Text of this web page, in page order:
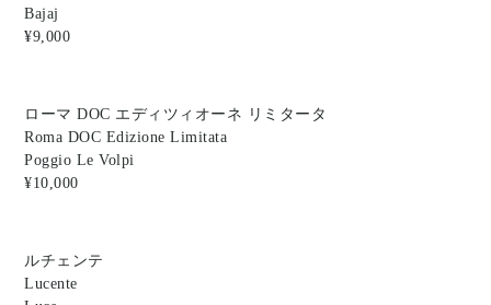
Bajaj
¥9,000
ローマ DOC エディツィオーネ リミタータ
Roma DOC Edizione Limitata
Poggio Le Volpi
¥10,000
ルチェンテ
Lucente